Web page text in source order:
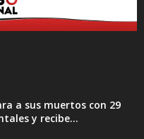
a sus muertos con 29
y recibe...